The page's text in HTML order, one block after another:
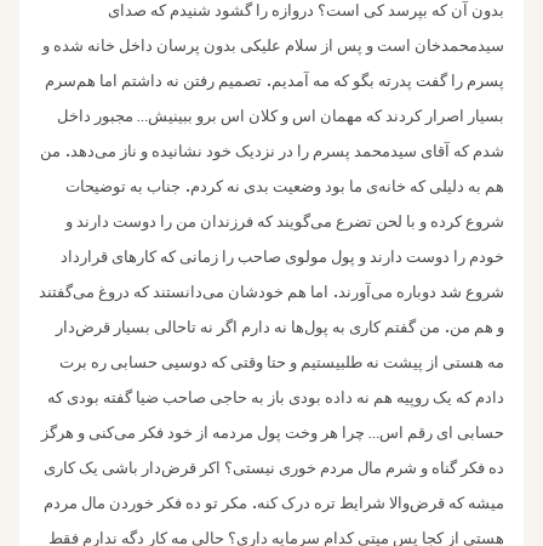
بدون آن که بپرسد کی است؟ دروازه‌ را گشود شنیدم که صدای
سیدمحمدخان است و پس از سلام علیکی بدون پرسان داخل خانه شده و
پسرم را گفت پدرته بگو که مه آمدیم. تصمیم رفتن نه داشتم اما هم‌سرم
بسیار اصرار کردند که مهمان اس و کلان اس برو ببینیش… مجبور داخل
شدم که آقای سیدمحمد پسرم را در نزدیک خود نشانیده و ناز می‌د‌هد. من
هم به دلیلی که خانه‌ی ما بود وضعیت بدی نه کردم.‌ جناب به توضیحات
شروع کرده و با لحن تضرع می‌گویند که فرزندان من را دوست دارند و
خودم را دوست دارند ‌و پول مولوی صاحب را زمانی که کارهای قرارداد
شروع شد دوباره می‌‌آورند.
اما هم خود‌شان می‌دانستند که دروغ‌ می‌گفتند
و هم من. من گفتم کاری به پول‌ها نه دارم اگر نه تا‌حالی بسیار قرض‌دار
مه هستی از پیشت نه طلبیستیم و حتا وقتی که دوسیی حسابی ره برت
دادم که یک روپیه هم نه داده بودی باز به حاجی صاحب ضیا گفته بودی که
حسابی ای رقم اس… چرا هر وخت پول مردمه از خود فکر می‌کنی و هرگز
ده فکر گناه و شرم مال مردم خوری نیستی؟ اکر قرض‌دار باشی یک کاری
میشه که قرض‌والا شرایط تره درک کنه. مکر تو ده فکر خوردن مال مردم
هستی از کجا پس میتی کدام سرمایه داری؟ حالی مه کار دگه ندارم فقط